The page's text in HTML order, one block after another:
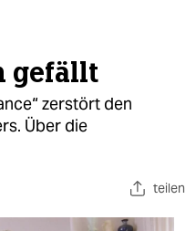
gefällt
zerstört den
Über die
teilen